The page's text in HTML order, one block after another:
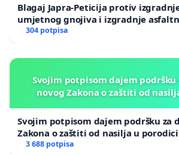
Blagaj Japra-Peticija protiv
umjetnog gnojiva i izgradnje
304 potpisa
Svojim potpisom dajem podršku
novog Zakona o zaštiti od
Svojim potpisom dajem podršku za
Zakona o zaštiti od nasilja u
3 688 potpisa